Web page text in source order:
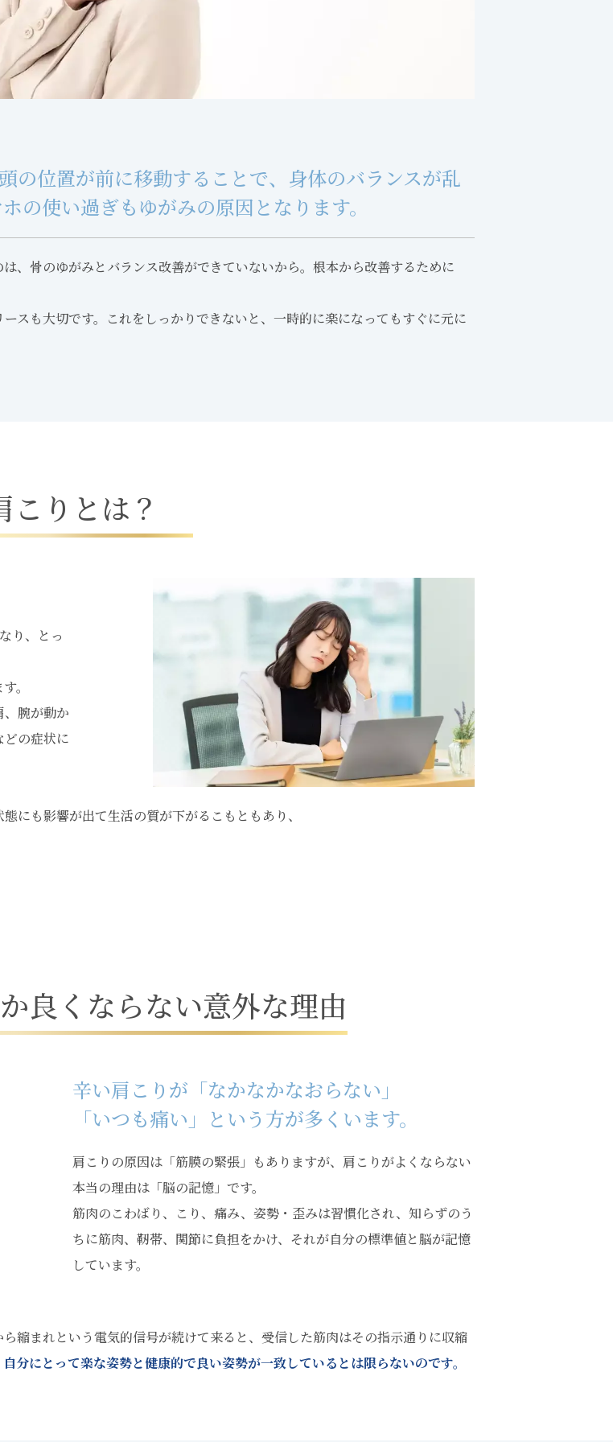
の位置が前に移動することで、身体のバランスが乱
の使い過ぎもゆがみの原因となります。
、骨のゆがみとバランス改善ができていないから。根本から改善するために
スも大切です。これをしっかりできないと、一時的に楽になってもすぐに元に
こ り と は ？
り、とっ
。
腕が動か
どの症状に
にも影響が出て生活の質が下がるこもともあり、
か良 く ならない意外な理由
辛い肩こりが「なかなかなおらない」
「いつも痛い」という方が多くいます。
肩こりの原因は「筋膜の緊張」もありますが、肩こりがよくならない
本当の理由は「脳の記憶」です。
筋肉のこわばり、こり、痛み、姿勢・歪みは習慣化され、知らずのう
ちに筋肉、靭帯、関節に負担をかけ、それが自分の標準値と脳が記憶
しています。
縮まれという電気的信号が続けて来ると、受信した筋肉はその指示通りに収縮
自分にとって楽な姿勢と健康的で良い姿勢が一致しているとは限らないのです。